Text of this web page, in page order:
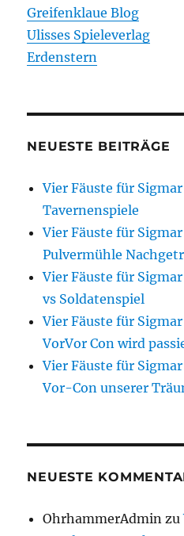
Greifenklaue Blog
Ulisses Spieleverlag
Erdenstern
NEUESTE BEITRÄGE
Vier Fäuste für
Tavernenspiele
Vier Fäuste für
Pulvermühle
Vier Fäuste für
vs Soldatenspiel
Vier Fäuste für
VorVor Con wird
Vier Fäuste für
Vor-Con unserer
NEUESTE
OhrhammerAdmin zu